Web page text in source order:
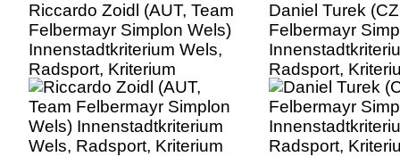
Riccardo Zoidl (AUT, Team
Felbermayr Simplon Wels)
Innenstadtkriterium Wels,
Radsport, Kriterium
Daniel Turek
Felbermayr
Radsport,